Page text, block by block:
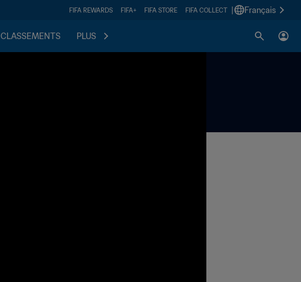
FIFA REWARDS FIFA+ FIFA STORE FIFA COLLECT Français
CLASSEMENTS PLUS